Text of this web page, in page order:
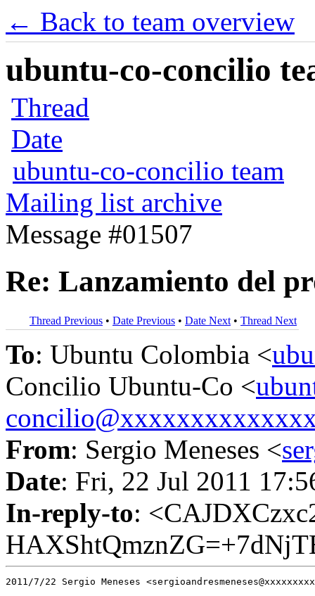
← Back to team overview
ubuntu-co-concilio
Thread
Date
ubuntu-co-concilio team
Mailing list archive
Message #01507
Re: Lanzamiento del
Thread Previous • Date Previous • Date Next • Thread Next
To: Ubuntu Colombia <
Concilio Ubuntu-Co <
From: Sergio Meneses <
Date: Fri, 22 Jul 2011
In-reply-to:
2011/7/22 Sergio Meneses